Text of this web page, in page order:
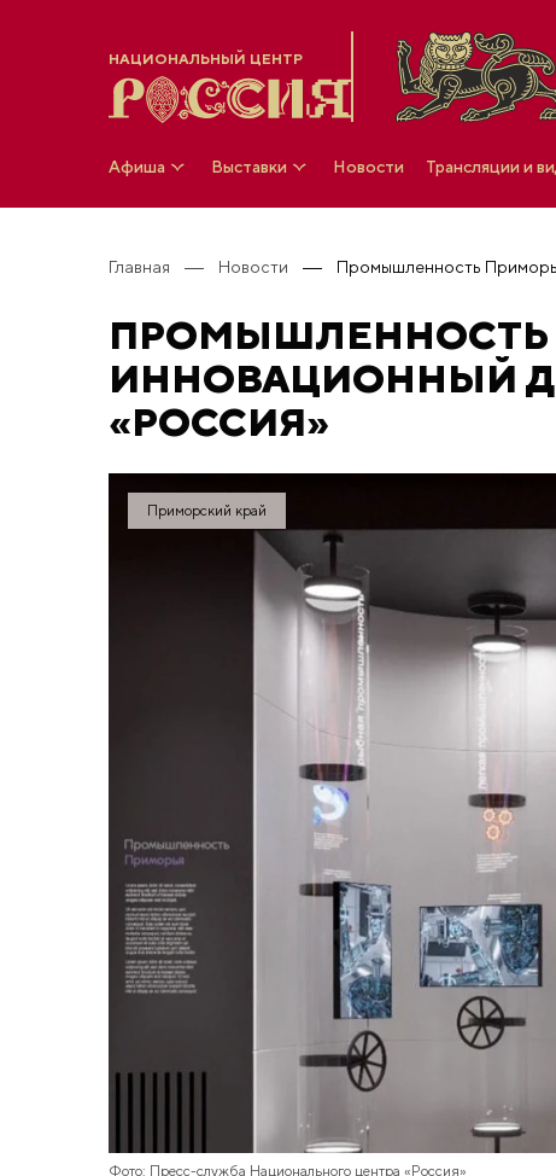
НАЦИОНАЛЬНЫЙ ЦЕНТР
Афиша Выставки Новости Трансляции и
Главная Новости
ПРОМЫШЛЕННОСТЬ
ИННОВАЦИОННЫЙ
«РОССИЯ»
Приморский край
Фото: Пресс-служба Национального центра «Россия»